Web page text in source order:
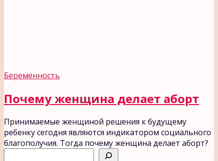
Беременность
Почему женщина делает аборт
Принимаемые женщиной решения к будущему
ребенку сегодня являются индикатором социального
благополучия. Тогда почему женщина делает аборт?